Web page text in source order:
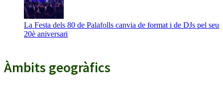
La Festa dels 80 de Palafolls canvia de format i de DJs pel seu
20è aniversari
Àmbits geogràfics